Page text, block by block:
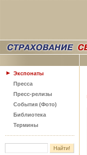
Экспонаты
Пресса
Пресс-релизы
События (Фото)
Библиотека
Термины